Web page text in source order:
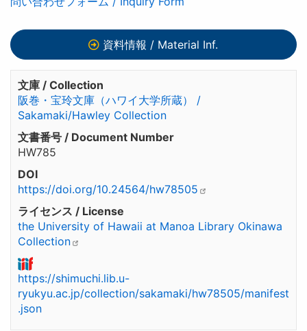
資料情報 / Material Inf.
文庫 / Collection
阪巻・宝玲文庫（ハワイ大学所蔵） /
Sakamaki/Hawley Collection
文書番号 / Document Number
HW785
DOI
https://doi.org/10.24564/hw78505
ライセンス / License
the University of Hawaii at Manoa Library Okinawa
Collection
https://shimuchi.lib.u-
ryukyu.ac.jp/collection/sakamaki/hw78505/manifest
.json